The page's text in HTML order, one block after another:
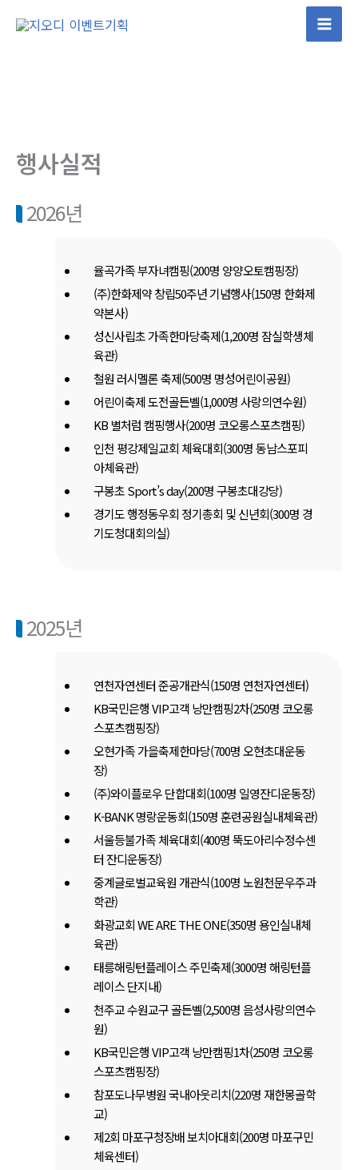
행사실적
2026년
율곡가족 부자녀캠핑(200명 양양오토캠핑장)
(주)한화제약 창립50주년 기념행사(150명 한화제
약본사)
성신사립초 가족한마당축제(1,200명 잠실학생체
육관)
철원 러시멜론 축제(500명 명성어린이공원)
어린이축제 도전골든벨(1,000명 사랑의연수원)
KB 별처럼 캠핑행사(200명 코오롱스포츠캠핑)
인천 평강제일교회 체육대회(300명 동남스포피
아체육관)
구봉초 Sport’s day(200명 구봉초대강당)
경기도 행정동우회 정기총회 및 신년회(300명 경
기도청대회의실)
2025년
연천자연센터 준공개관식(150명 연천자연센터)
KB국민은행 VIP고객 낭만캠핑2차(250명 코오롱
스포츠캠핑장)
오현가족 가을축제한마당(700명 오현초대운동
장)
(주)와이플로우 단합대회(100명 일영잔디운동장)
K-BANK 명랑운동회(150명 훈련공원실내체육관)
서울등불가족 체육대회(400명 뚝도아리수정수센
터 잔디운동장)
중계글로벌교육원 개관식(100명 노원천문우주과
학관)
화광교회 WE ARE THE ONE(350명 용인실내체
육관)
태릉해링턴플레이스 주민축제(3000명 해링턴플
레이스 단지내)
천주교 수원교구 골든벨(2,500명 음성사랑의연수
원)
KB국민은행 VIP고객 낭만캠핑1차(250명 코오롱
스포츠캠핑장)
참포도나무병원 국내아웃리치(220명 재한몽골학
교)
제2회 마포구청장배 보치아대회(200명 마포구민
체육센터)